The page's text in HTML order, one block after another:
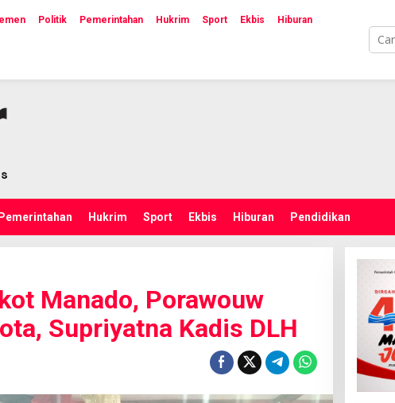
Politik Pemerintahan Hukrim Sport Ekbis Hiburan
Pemerintahan Hukrim Sport Ekbis Hiburan Pendidikan
Manado, Porawouw
Supriyatna Kadis DLH